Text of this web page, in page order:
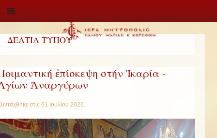
ΔΕΛΤΙΑ ΤΥΠΟΥ
ἐπίσκεψη στήν Ἰκαρία -
Ἀναργύρων
στις 01 Ιουλίου 2026.